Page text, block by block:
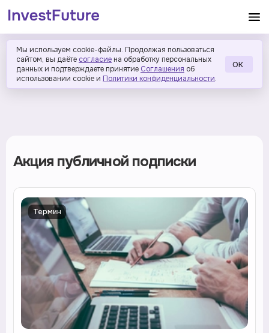
Мы используем cookie-файлы. Продолжая пользоваться
сайтом, вы даёте согласие на обработку персональных
данных и подтверждаете принятие Соглашения об
использовании cookie и Политики конфиденциальности.
ОК
Акция публичной подписки
Термин